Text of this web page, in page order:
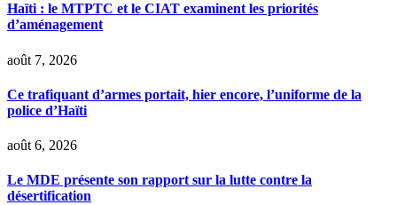
Haïti : le MTPTC et le CIAT examinent les priorités
d’aménagement
août 7, 2026
Ce trafiquant d’armes portait, hier encore, l’uniforme de la
police d’Haïti
août 6, 2026
Le MDE présente son rapport sur la lutte contre la
désertification